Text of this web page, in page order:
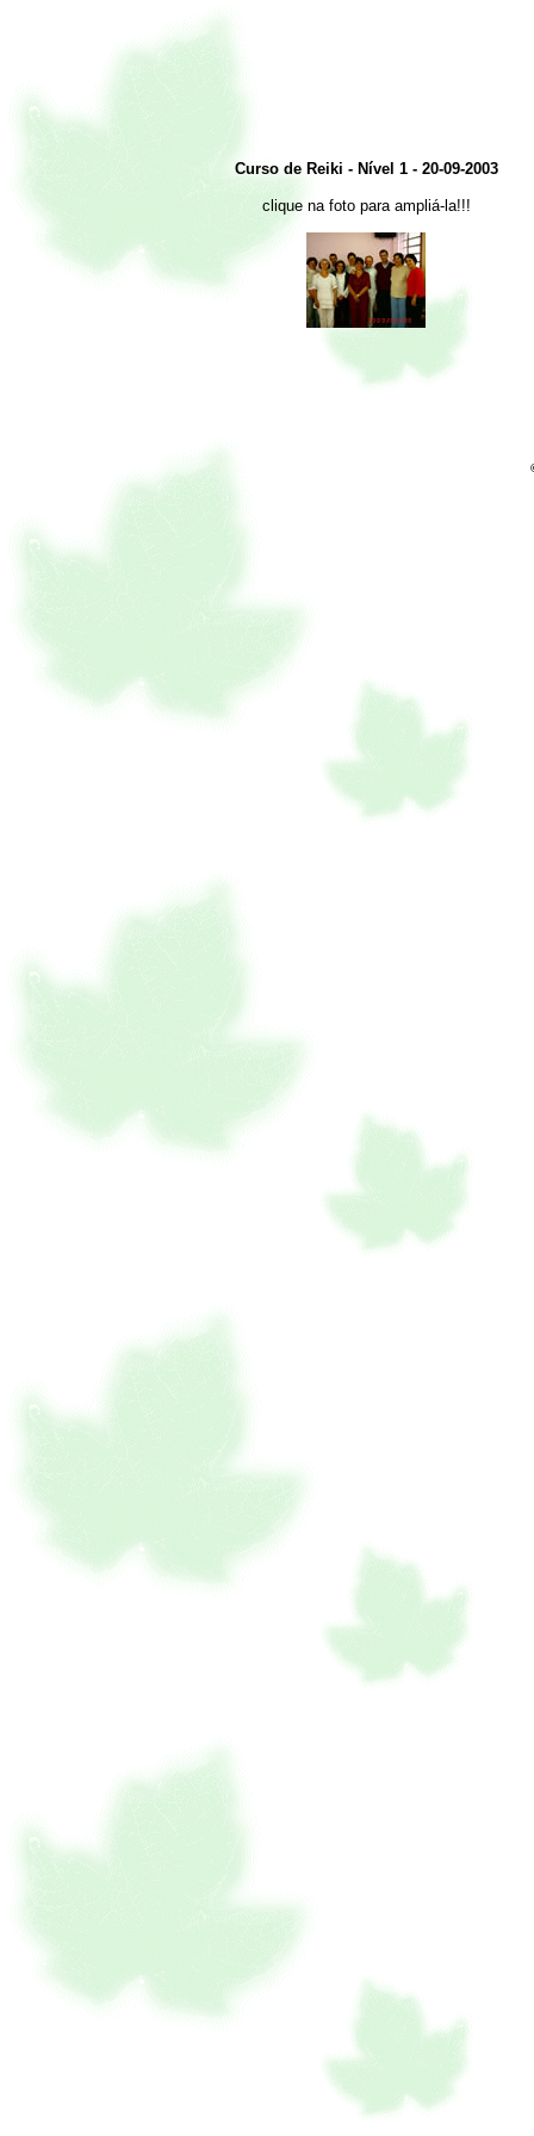
Curso de Reiki - Nível 1 - 20-09-2003
clique na foto para ampliá-la!!!